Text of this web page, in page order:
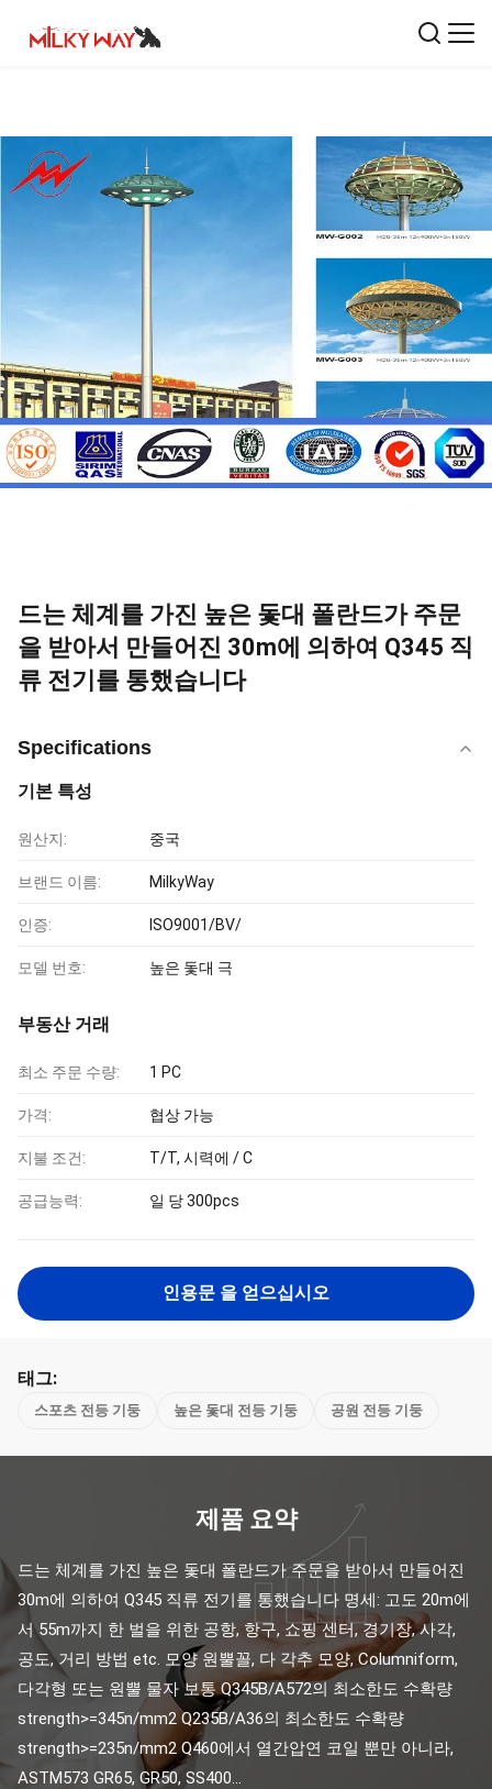
드는 체계를 가진 높은 돛대 폴란드가 주문
을 받아서 만들어진 30m에 의하여 Q345 직
류 전기를 통했습니다
Specifications
기본 특성
원산지: 중국
브랜드 이름: MilkyWay
인증: ISO9001/BV/
모델 번호: 높은 돛대 극
부동산 거래
최소 주문 수량: 1 PC
가격: 협상 가능
지불 조건: T/T, 시력에 / C
공급능력: 일 당 300pcs
인용문 을 얻으십시오
태그:
스포츠 전등 기둥 높은 돛대 전등 기둥 공원 전등 기둥
제품 요약
드는 체계를 가진 높은 돛대 폴란드가 주문을 받아서 만들어진
30m에 의하여 Q345 직류 전기를 통했습니다 명세: 고도 20m에
서 55m까지 한 벌을 위한 공항, 항구, 쇼핑 센터, 경기장, 사각,
공도, 거리 방법 etc. 모양 원뿔꼴, 다 각추 모양, Columniform,
다각형 또는 원뿔 물자 보통 Q345B/A572의 최소한도 수확량
strength>=345n/mm2 Q235B/A36의 최소한도 수확량
strength>=235n/mm2 Q460에서 열간압연 코일 뿐만 아니라,
ASTM573 GR65, GR50, SS400...